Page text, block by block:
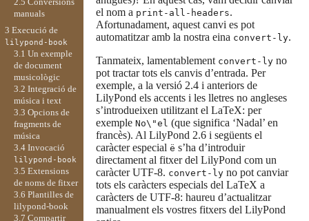
el nom a print-all-headers.
Afortunadament, aquest canvi es pot
automatitzar amb la nostra eina convert-ly.
Tanmateix, lamentablement convert-lyno
pot tractar tots els canvis d’entrada. Per
exemple, a la versió 2.4 i anteriors de
LilyPond els accents i les lletres no angleses
s’introdueixen utilitzant el LaTeX: per
exemple No\"el (que significa ‘Nadal’ en
francès). Al LilyPond 2.6 i següents el
caràcter especial ë s’ha d’introduir
directament al fitxer del LilyPond com un
caràcter UTF-8. convert-lyno pot canviar
tots els caràcters especials del LaTeX a
caràcters de UTF-8: haureu d’actualitzar
manualment els vostres fitxers del LilyPond
manuals
3 Execució de
lilypond-book
3.1 Un exemple
de document
musicològic
3.2 Integració de
música i text
3.3 Opcions de
fragments de
música
3.4 Invocació
lilypond-book
3.5 Extensions
de noms de fitxer
3.6 Plantilles de
lilypond-book
3.7 Compartir